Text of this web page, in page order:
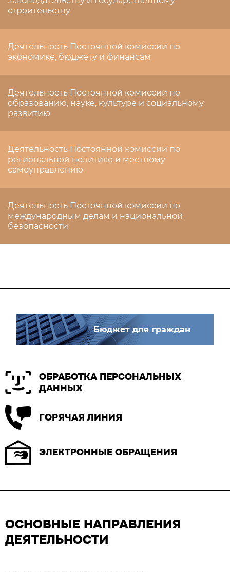
строительству
Деятельность Постоянной комиссии по
экономике, бюджету и финансам
Деятельность Постоянной комиссии по
образованию, науке, культуре и социальному
развитию
Деятельность Постоянной комиссии по
региональной политике и местному
самоуправлению
Деятельность Постоянной комиссии по
международным делам и национальной
безопасности
Бюджет для граждан
ОБРАБОТКА ПЕРСОНАЛЬНЫХ
ДАННЫХ
ГОРЯЧАЯ ЛИНИЯ
ЭЛЕКТРОННЫЕ ОБРАЩЕНИЯ
ОСНОВНЫЕ НАПРАВЛЕНИЯ
ДЕЯТЕЛЬНОСТИ